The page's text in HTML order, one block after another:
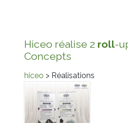
Hiceo réalise 2 roll-
Concepts
hiceo > Réalisations